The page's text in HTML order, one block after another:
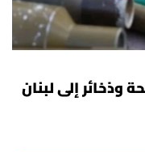
وذخائر إلى لبنان